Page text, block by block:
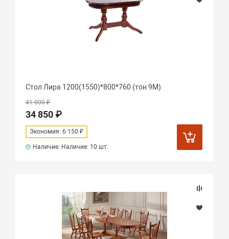
Стол Лира 1200(1550)*800*760 (тон 9М)
41 000 ₽
34 850 ₽
Экономия: 6 150 ₽
Наличие: Наличие: 10 шт.